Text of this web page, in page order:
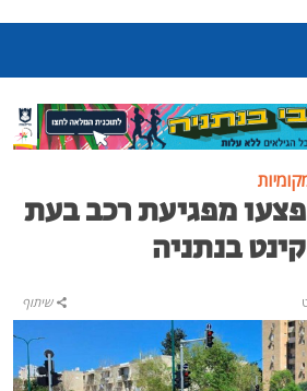
מפגיעת רכב בעת
בנתניה
שיתוף